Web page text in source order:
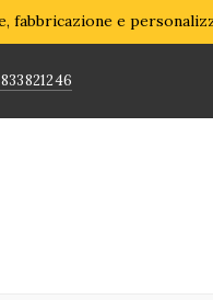
fabbricazione e